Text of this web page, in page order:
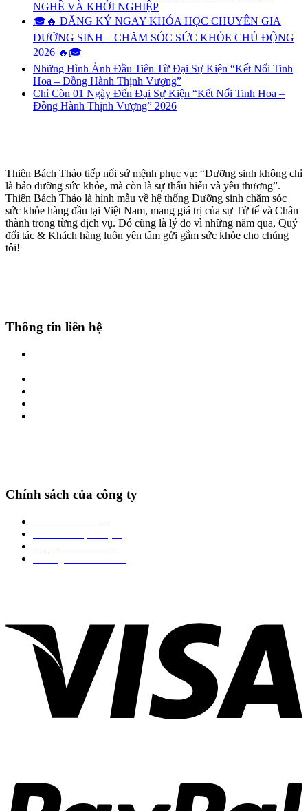
NGHỀ VÀ KHỞI NGHIỆP
🎓🔥 ĐĂNG KÝ NGAY KHÓA HỌC CHUYÊN GIA
DƯỠNG SINH – CHĂM SÓC SỨC KHỎE CHỦ ĐỘNG
2026 🔥🎓
Những Hình Ảnh Đầu Tiên Từ Đại Sự Kiện “Kết Nối Tinh
Hoa – Đồng Hành Thịnh Vượng”
Chỉ Còn 01 Ngày Đến Đại Sự Kiện “Kết Nối Tinh Hoa –
Đồng Hành Thịnh Vượng” 2026
Thiên Bách Thảo tiếp nối sứ mệnh phục vụ: “Dưỡng sinh không chỉ
là bảo dưỡng sức khỏe, mà còn là sự thấu hiểu và yêu thương”.
Thiên Bách Thảo là hình mẫu về hệ thống Dưỡng sinh chăm sóc
sức khỏe hàng đầu tại Việt Nam, mang giá trị của sự Tử tế và Chân
thành trong từng dịch vụ. Đó cũng là lý do vì những năm qua, Quý
đối tác & Khách hàng luôn yên tâm gửi gắm sức khỏe cho chúng
tôi!
Thông tin liên hệ
Chính sách của công ty